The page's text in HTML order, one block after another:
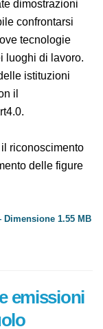
Saranno inoltre
scanner e
del settore sul
e nella
coinvolte
il
.